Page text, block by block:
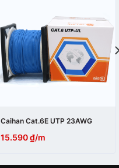
Caihan Cat.6E UTP 23AWG
15.590₫/m